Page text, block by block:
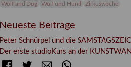
Wolf and Dog Wolf und Hund Zirkuswoche
Neueste Beiträge
Peter Schnürpel und die
Der erste studioKurs an der
FacebookTwitter E-mail